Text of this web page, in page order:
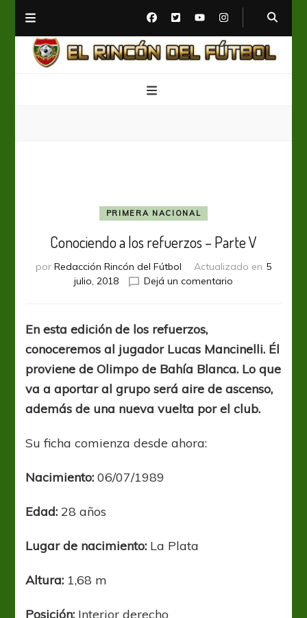
PRIMERA NACIONAL
Conociendo a los refuerzos – Parte V
por Redacción Rincón del Fútbol Actualizado en 5
julio, 2018
Dejá un comentario
–
Parte
En esta edición de los refuerzos,
conoceremos al jugador Lucas Mancinelli. Él
proviene de Olimpo de Bahía Blanca. Lo que
va a aportar al grupo será aire de ascenso,
además de una nueva vuelta por el club.
Su ficha comienza desde ahora:
Nacimiento: 06/07/1989
Edad: 28 años
Lugar de nacimiento: La Plata
Altura: 1,68 m
Posición: Interior derecho